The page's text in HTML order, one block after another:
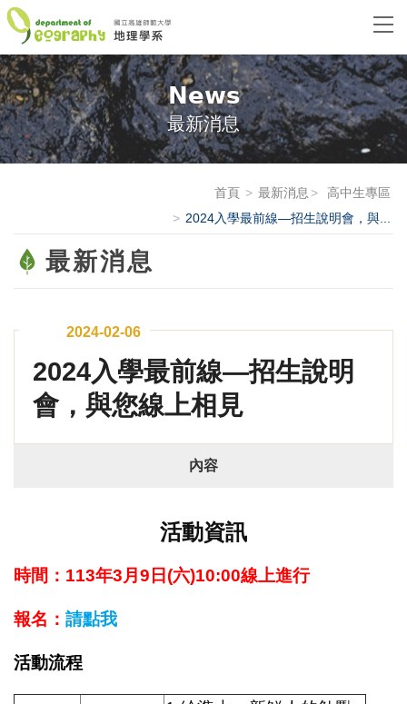
News
最新消息
首頁 最新消息
高中生專區
2024入學最前線—招生說明會，與...
最新消息
2024-02-06
2024入學最前線—招生說明
會，與您線上相見
內容
活動資訊
時間：113年3月9日(六)10:00線上進行
報名： 請點我
活動流程